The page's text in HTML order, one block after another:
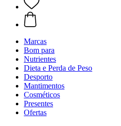
Marcas
Bom para
Nutrientes
Dieta e Perda de Peso
Desporto
Mantimentos
Cosméticos
Presentes
Ofertas